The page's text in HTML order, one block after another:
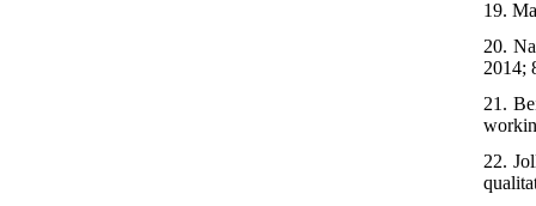
19.
20.
2014;
21.
22.